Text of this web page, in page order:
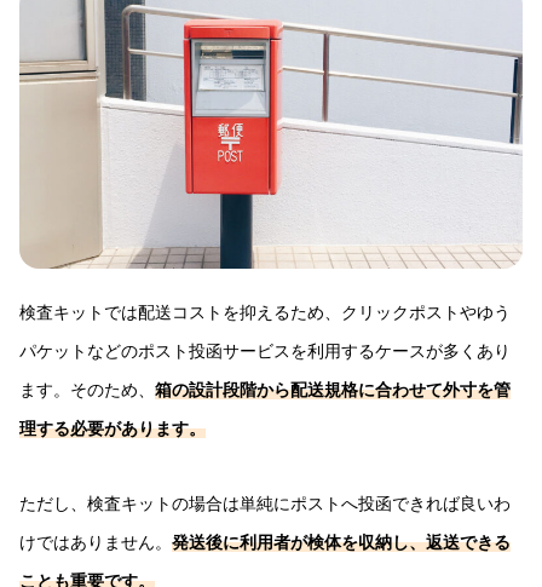
検査キットでは配送コストを抑えるため、クリックポストやゆう
パケットなどのポスト投函サービスを利用するケースが多くあり
ます。そのため、 箱の設計段階から配送規格に合わせて外寸を管
理する必要があります。
ただし、検査キットの場合は単純にポストへ投函できれば良いわ
けではありません。 発送後に利用者が検体を収納し、返送できる
ことも重要です。